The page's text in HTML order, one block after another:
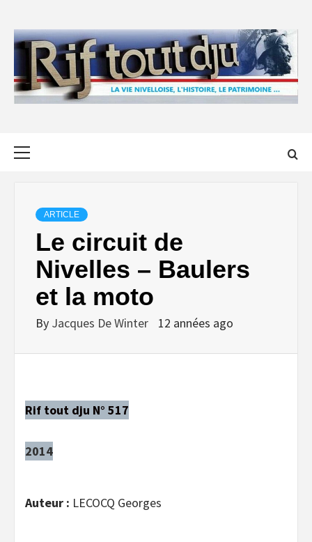
content
ARTICLE
Le circuit de
Nivelles – Baulers
et la moto
By Jacques De Winter 12 années ago
Rif tout dju N° 517
2014
Auteur : LECOCQ Georges